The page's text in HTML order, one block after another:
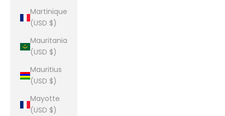
Martinique
(USD $)
Mauritania
(USD $)
Mauritius
(USD $)
Mayotte
(USD $)